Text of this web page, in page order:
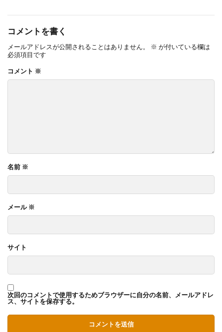
コメントを書く
メールアドレスが公開されることはありません。 ※ が付いている欄は
必須項目です
コメント ※
名前 ※
メール ※
サイト
次回のコメントで使用するためブラウザーに自分の名前、メールアドレ
ス、サイトを保存する。